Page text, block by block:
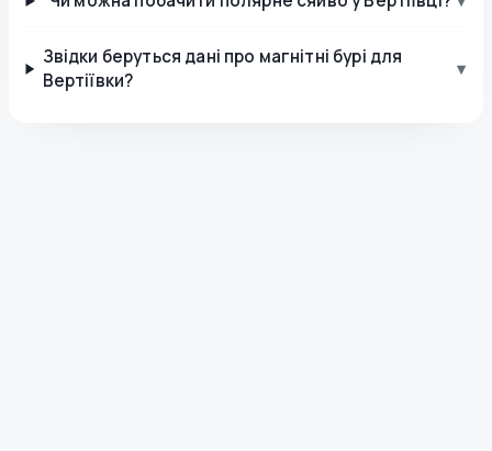
Звідки беруться дані про магнітні бурі для
Вертіївки?
▾